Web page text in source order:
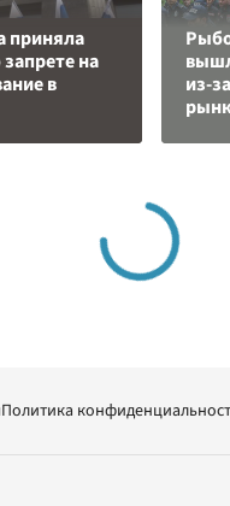
приняла
на
в
из-
Политика